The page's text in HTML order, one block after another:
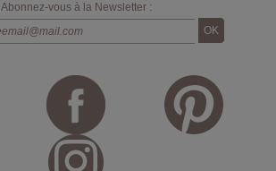
Abonnez-vous à la Newsletter :